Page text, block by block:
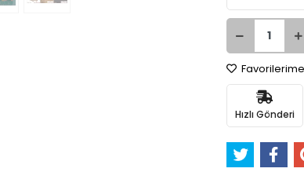
Hızlı Gönderi